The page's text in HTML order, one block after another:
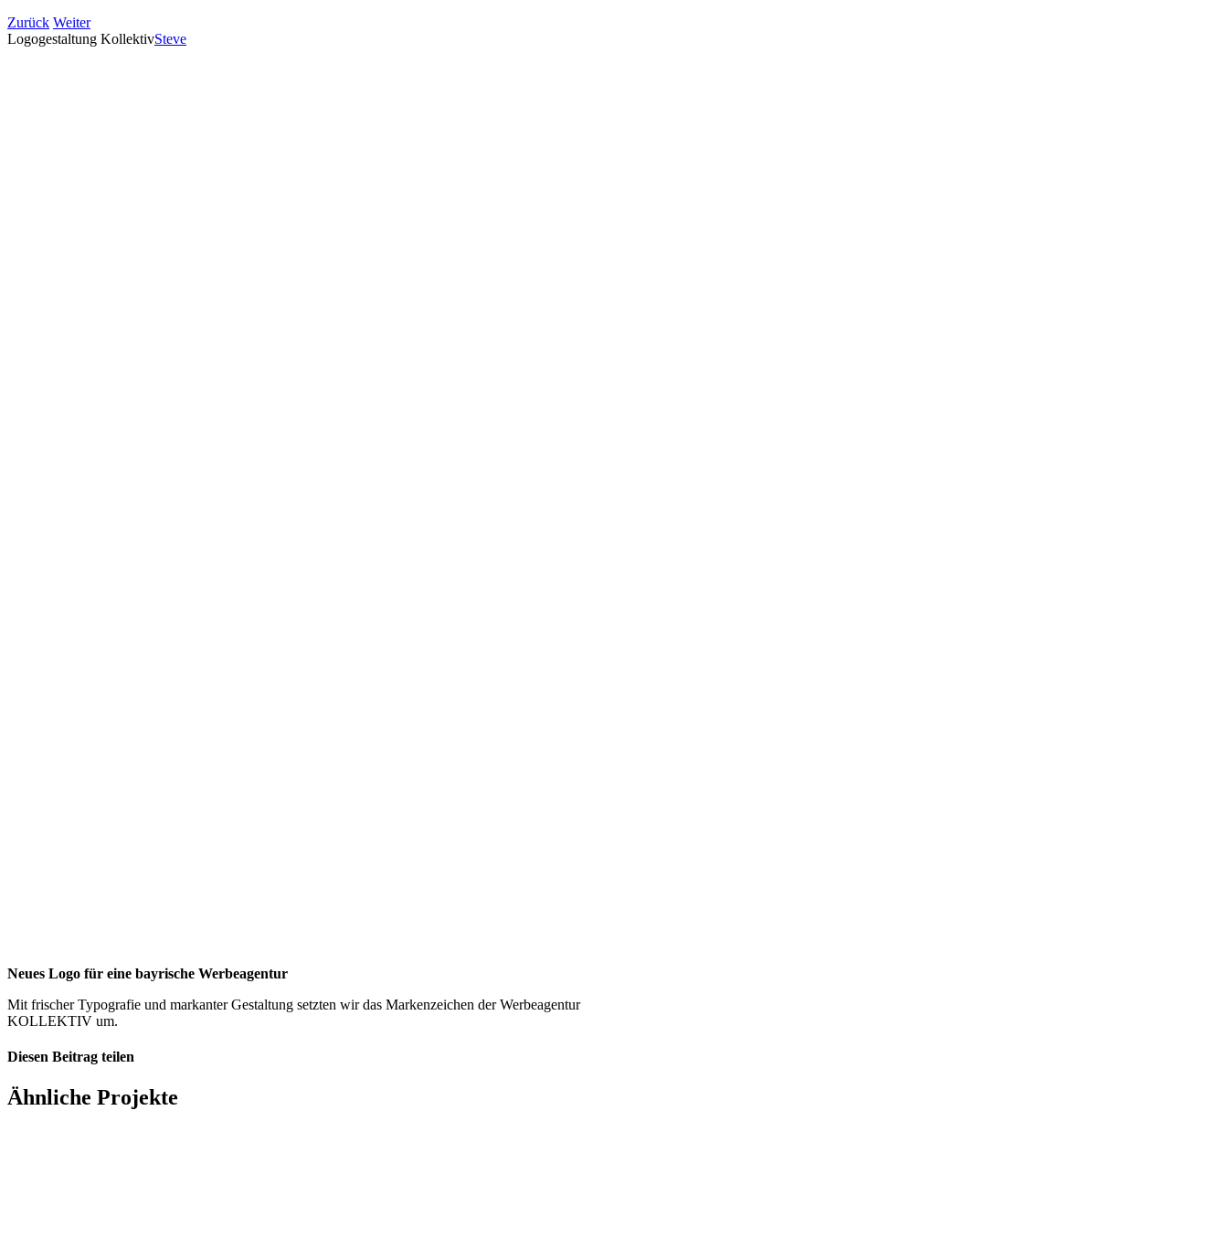
Zurück Weiter
Logogestaltung KollektivSteve
Neues Logo für eine bayrische Werbeagentur
Mit frischer Typografie und markanter Gestaltung setzten wir das Markenzeichen der Werbeagentur
KOLLEKTIV um.
Diesen Beitrag teilen
Facebook
X
LinkedIn
WhatsApp
E-
Mail
Ähnliche Projekte